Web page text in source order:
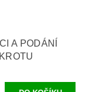
A PODÁNÍ